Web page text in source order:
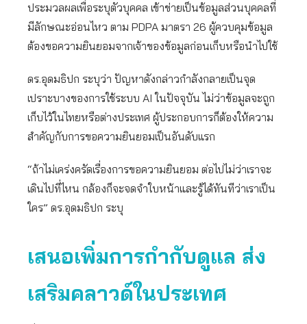
ประมวลผลเพื่อระบุตัวบุคคล เข้าข่ายเป็นข้อมูลส่วนบุคคลที่
มีลักษณะอ่อนไหว ตาม PDPA มาตรา 26 ผู้ควบคุมข้อมูล
ต้องขอความยินยอมจากเจ้าของข้อมูลก่อนเก็บหรือนำไปใช้
ดร.อุดมธิปก ระบุว่า ปัญหาดังกล่าวกำลังกลายเป็นจุด
เปราะบางของการใช้ระบบ AI ในปัจจุบัน ไม่ว่าข้อมูลจะถูก
เก็บไว้ในไทยหรือต่างประเทศ ผู้ประกอบการก็ต้องให้ความ
สำคัญกับการขอความยินยอมเป็นอันดับแรก
“ถ้าไม่เคร่งครัดเรื่องการขอความยินยอม ต่อไปไม่ว่าเราจะ
เดินไปที่ไหน กล้องก็จะจดจำใบหน้าและรู้ได้ทันทีว่าเราเป็น
ใคร” ดร.อุดมธิปก ระบุ
เสนอเพิ่มการกำกับดูแล ส่ง
เสริมคลาวด์ในประเทศ